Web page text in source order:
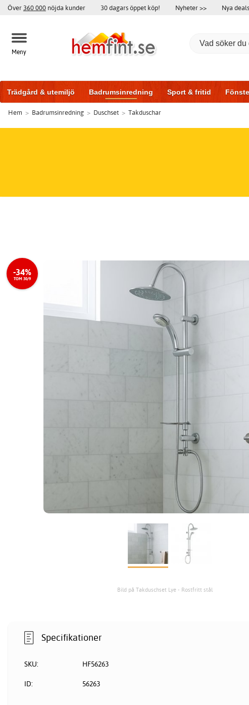
Över 360 000 nöjda kunder 30 dagars öppet köp! Nyheter >> Nya
Meny
Trädgård & utemiljö Badrumsinredning Sport & fritid
Badrumsmöbler Träningsutrustning Garageportar
Hem > Badrumsinredning > Duschset > Takduschar
-34%
TOM 30/9
Bild på Takduschset Lye - Rostfritt stål
Specifikationer
SKU: HF56263
ID: 56263